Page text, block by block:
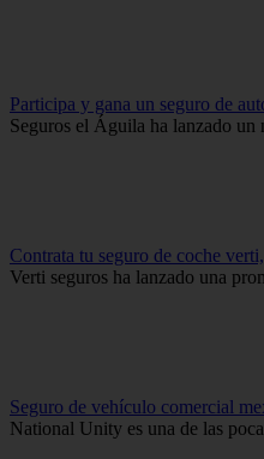
Participa y gana un seguro de
Seguros el Águila ha lanzado un
Contrata tu seguro de coche
Verti seguros ha lanzado una
Seguro de vehículo comercial
National Unity es una de las